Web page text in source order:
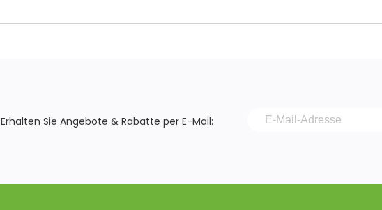
Erhalten Sie Angebote & Rabatte per E-Mail: